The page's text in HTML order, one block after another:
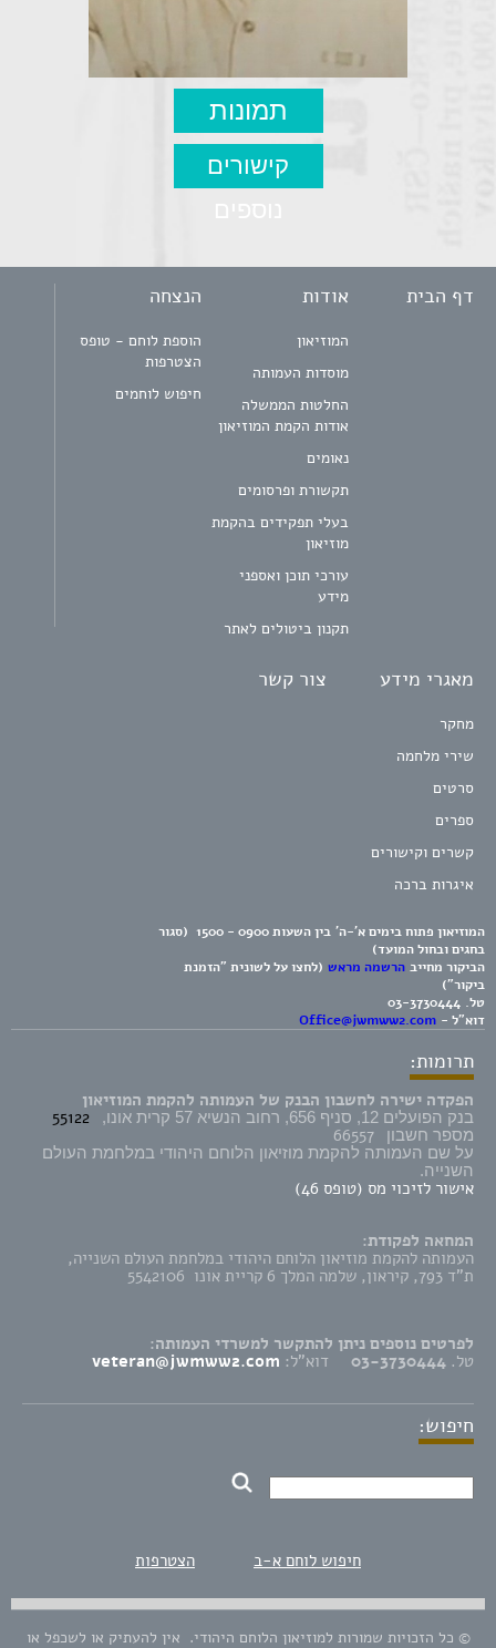
תמונות
קישורים
דף הבית אודות
המוזיאון
מוסדות העמותה
החלטות הממשלה
אודות הקמת המוזיאון
נאומים
תקשורת ופרסומים
בעלי תפקידים בהקמת
מוזיאון
עורכי תוכן ואספני
מידע
תקנון ביטולים לאתר
הנצחה
הוספת לוחם - טופס
הצטרפות
חיפוש לוחמים
מאגרי מידע
מחקר
שירי מלחמה
סרטים
ספרים
קשרים וקישורים
איגרות ברכה
צור קשר
המוזיאון פתוח בימים א'-ה' בין השעות 0900 - 1500 (סגור
בחגים ובחול המועד)
הביקור מחייב הרשמה מראש (לחצו על לשונית "הזמנת
ביקור")
טל. 03-3730444
דוא"ל - Office@jwmww2.com
תרומות:
הפקדה ישירה לחשבון הבנק של העמותה להקמת המוזיאון
בנק הפועלים 12, סניף 656, רחוב הנשיא 57 קרית אונו, 55122
מספר חשבון 66557
על שם העמותה להקמת מוזיאון הלוחם היהודי במלחמת העולם
השנייה.
אישור לזיכוי מס (טופס 46)
המחאה לפקודת:
העמותה להקמת מוזיאון הלוחם היהודי במלחמת העולם השנייה,
ת"ד 793, קיראון, שלמה המלך 6 קריית אונו 5542106
לפרטים נוספים ניתן להתקשר למשרדי העמותה:
טל. 03-3730444 דוא"ל: veteran@jwmww2.com
חיפוש:
חיפוש לוחם א-ב הצטרפות
© כל הזכויות שמורות למוזיאון הלוחם היהודי. אין להעתיק או לשכפל או